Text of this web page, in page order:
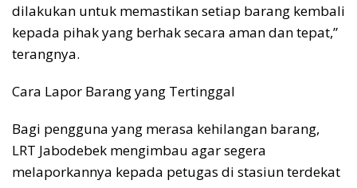
dilakukan untuk memastikan setiap barang kembali
kepada pihak yang berhak secara aman dan tepat,”
terangnya.
Cara Lapor Barang yang Tertinggal
Bagi pengguna yang merasa kehilangan barang,
LRT Jabodebek mengimbau agar segera
melaporkannya kepada petugas di stasiun terdekat